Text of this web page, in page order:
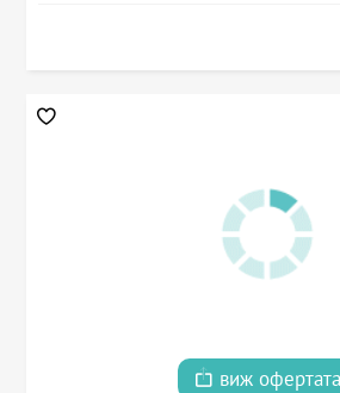
виж офертата